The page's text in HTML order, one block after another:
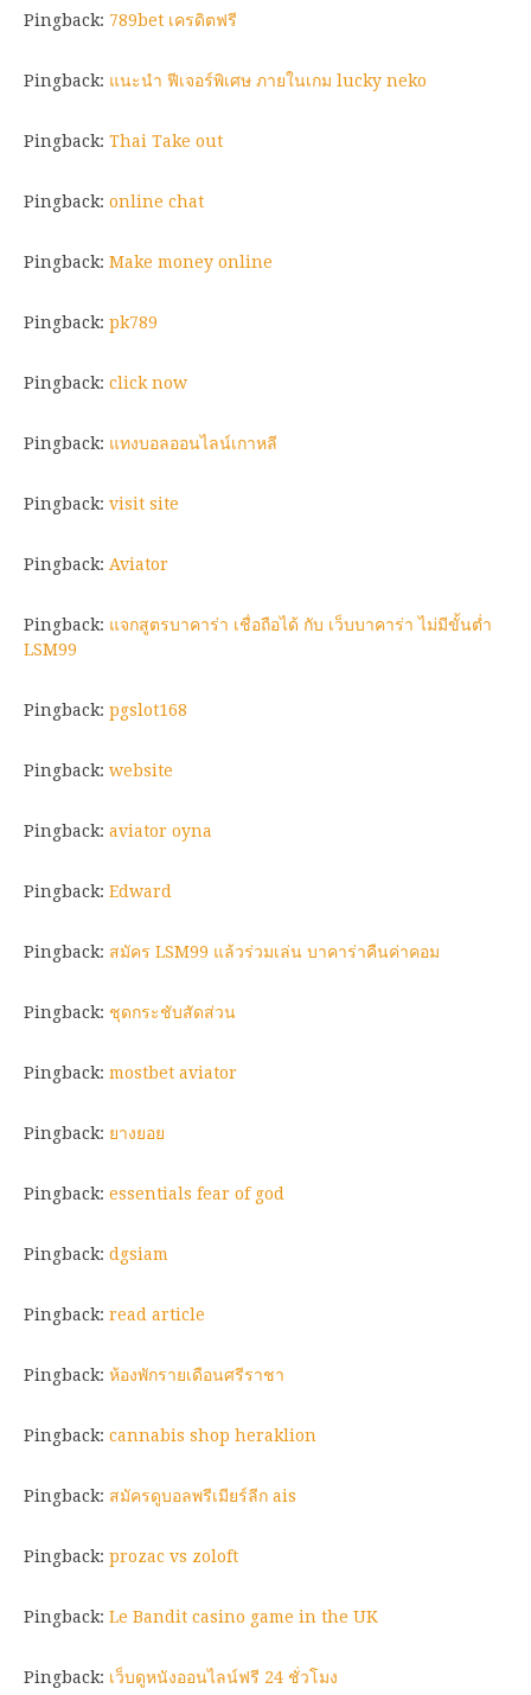
Pingback: 789bet เครดิตฟรี
Pingback: แนะนำ ฟีเจอร์พิเศษ ภายในเกม lucky neko
Pingback: Thai Take out
Pingback: online chat
Pingback: Make money online
Pingback: pk789
Pingback: click now
Pingback: แทงบอลออนไลน์เกาหลี
Pingback: visit site
Pingback: Aviator
Pingback: แจกสูตรบาคาร่า เชื่อถือได้ กับ เว็บบาคาร่า ไม่มีขั้นต่ำ
LSM99
Pingback: pgslot168
Pingback: website
Pingback: aviator oyna
Pingback: Edward
Pingback: สมัคร LSM99 แล้วร่วมเล่น บาคาร่าคืนค่าคอม
Pingback: ชุดกระชับสัดส่วน
Pingback: mostbet aviator
Pingback: ยางยอย
Pingback: essentials fear of god
Pingback: dgsiam
Pingback: read article
Pingback: ห้องพักรายเดือนศรีราชา
Pingback: cannabis shop heraklion
Pingback: สมัครดูบอลพรีเมียร์ลีก ais
Pingback: prozac vs zoloft
Pingback: Le Bandit casino game in the UK
Pingback: เว็บดูหนังออนไลน์ฟรี 24 ชั่วโมง